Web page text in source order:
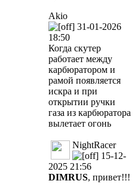
Akio
31-01-2026
18:50
Когда скутер
работает между
карбюратором и
рамой появляется
искра и при
открытии ручки
газа из карбюратора
вылетает огонь
NightRacer
15-12-
2025 21:56
DIMRUS, привет!!!